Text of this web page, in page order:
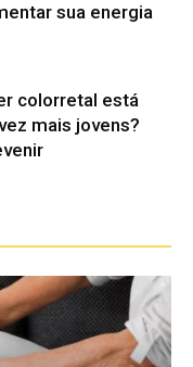
sua energia
colorretal está
mais jovens?